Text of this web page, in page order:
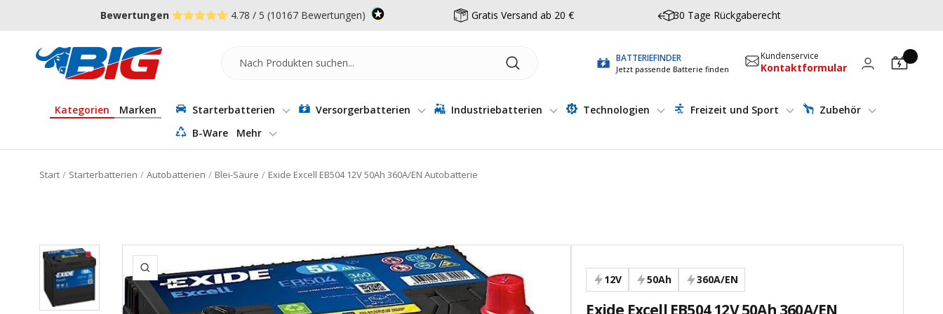
Zum Menü springen
Fußzeile springen
Barrierefreiheits-Widget öffnen
Bewertungen 4.78 / 5 (10167 Bewertungen) Gratis Versand ab 20 € 30 Tage Rückgaberecht
Batterie-
Industrie-
BATTERIEFINDER
Jetzt passende Batterie finden
Kundenservice
Kontaktformular
Kategorien Marken Starterbatterien Versorgerbatterien Industriebatterien Technologien Freizeit und Sport
Zubehör
B-Ware
Mehr
Start Starterbatterien Autobatterien Blei-Säure Exide Excell EB504 12V 50Ah 360A/EN Autobatterie
Zoom 12V 50Ah 360A/EN
Exide Excell EB504 12V 50Ah 360A/EN